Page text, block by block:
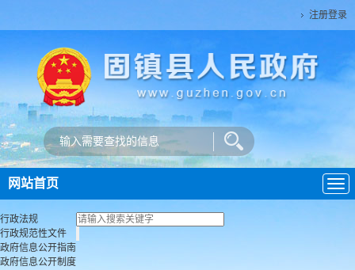
注册登录
导
航
网站首页
行政法规
行政规范性文件
政府信息公开指南
政府信息公开制度